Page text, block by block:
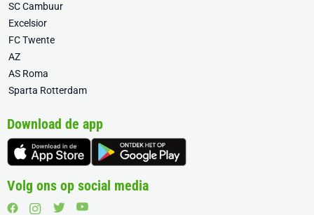
SC Cambuur
Excelsior
FC Twente
AZ
AS Roma
Sparta Rotterdam
Download de app
Volg ons op social media